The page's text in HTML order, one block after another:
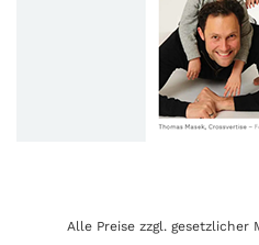
Alle Preise zzgl. gesetzlicher